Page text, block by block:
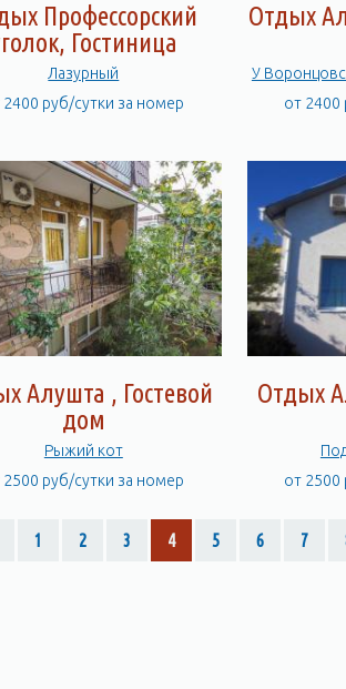
Профессорский
Гостиница
Лазурный
2400 руб/сутки за номер
Отдых
от 2400
Алушта , Гостевой
дом
Рыжий кот
2500 руб/сутки за номер
Отдых
от 2500
1 2 3 4 5 6 7